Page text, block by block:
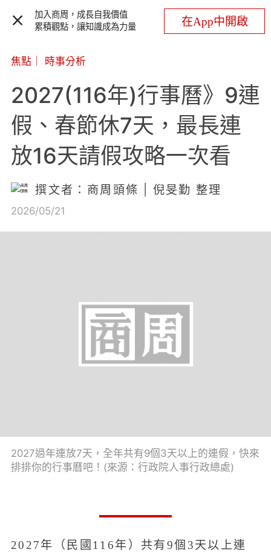
加入商周，成長自我價值
累積觀點，讓知識成為力量
在App中開啟
焦點 時事分析
2027(116年)行事曆》9連
假、春節休7天，最長連
放16天請假攻略一次看
撰文者：商周頭條 | 倪旻勤 整理
2026/05/21
2027過年連放7天，全年共有9個3天以上的連假，快來
排排你的行事曆吧！(來源：行政院人事行政總處)
2027年（民國116年）共有9個3天以上連